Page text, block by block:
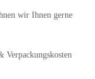
wir Ihnen gerne
Verpackungskosten